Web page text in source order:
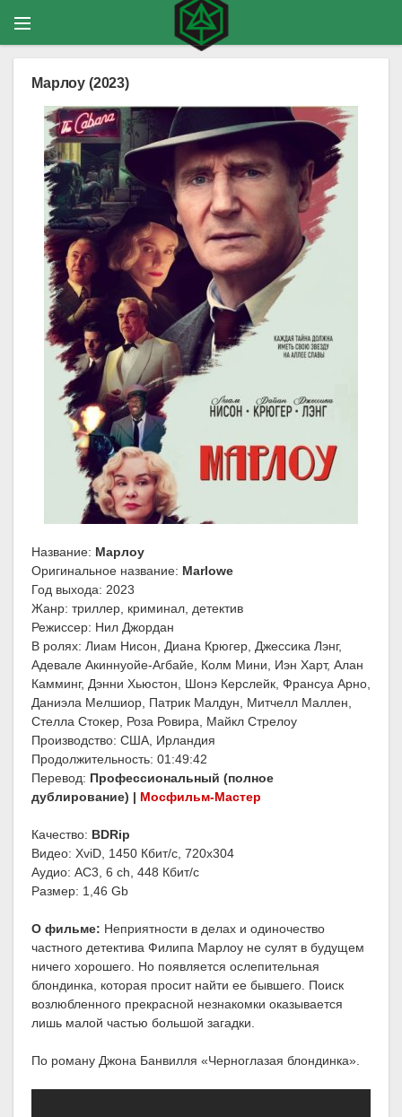
Марлоу (2023)
Название: Марлоу
Оригинальное название: Marlowe
Год выхода: 2023
Жанр: триллер, криминал, детектив
Режиссер: Нил Джордан
В ролях: Лиам Нисон, Диана Крюгер, Джессика Лэнг,
Адевале Акиннуойе-Агбайе, Колм Мини, Иэн Харт, Алан
Камминг, Дэнни Хьюстон, Шонэ Керслейк, Франсуа Арно,
Даниэла Мелшиор, Патрик Малдун, Митчелл Маллен,
Стелла Стокер, Роза Ровира, Майкл Стрелоу
Производство: США, Ирландия
Продолжительность: 01:49:42
Перевод: Профессиональный (полное
дублирование) | Мосфильм-Мастер
Качество: BDRip
Видео: XviD, 1450 Кбит/с, 720x304
Аудио: AC3, 6 ch, 448 Кбит/с
Размер: 1,46 Gb
О фильме: Неприятности в делах и одиночество
частного детектива Филипа Марлоу не сулят в будущем
ничего хорошего. Но появляется ослепительная
блондинка, которая просит найти ее бывшего. Поиск
возлюбленного прекрасной незнакомки оказывается
лишь малой частью большой загадки.
По роману Джона Банвилля «Черноглазая блондинка».